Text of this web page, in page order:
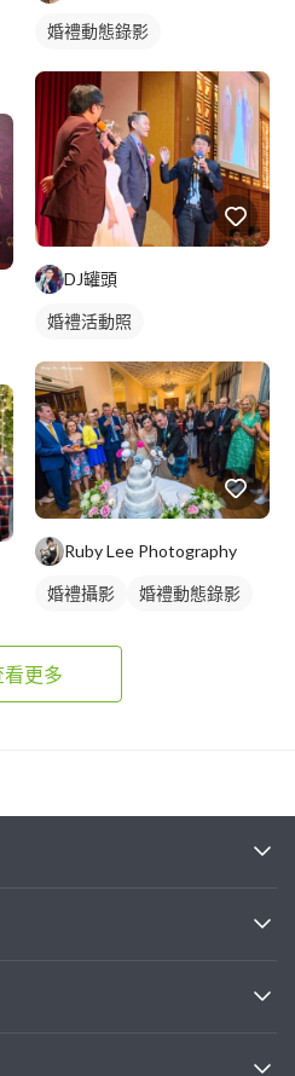
婚禮動態錄影
DJ罐頭
婚禮活動照
Ruby Lee Photography
婚禮攝影 婚禮動態錄影
看更多